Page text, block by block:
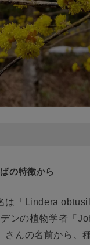
の特徴から
は「Lindera
ンの植物学者「
さんの名前から、